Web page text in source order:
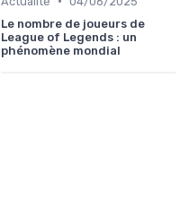
Le nombre de joueurs de
League of Legends : un
phénomène mondial